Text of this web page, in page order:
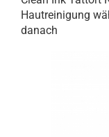
Hautreinigung
danach